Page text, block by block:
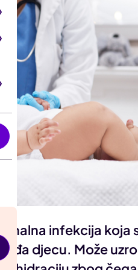
infekcija koja
djecu. Može